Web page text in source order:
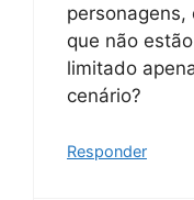
personagens,
que não
limitado
cenário?
Responder